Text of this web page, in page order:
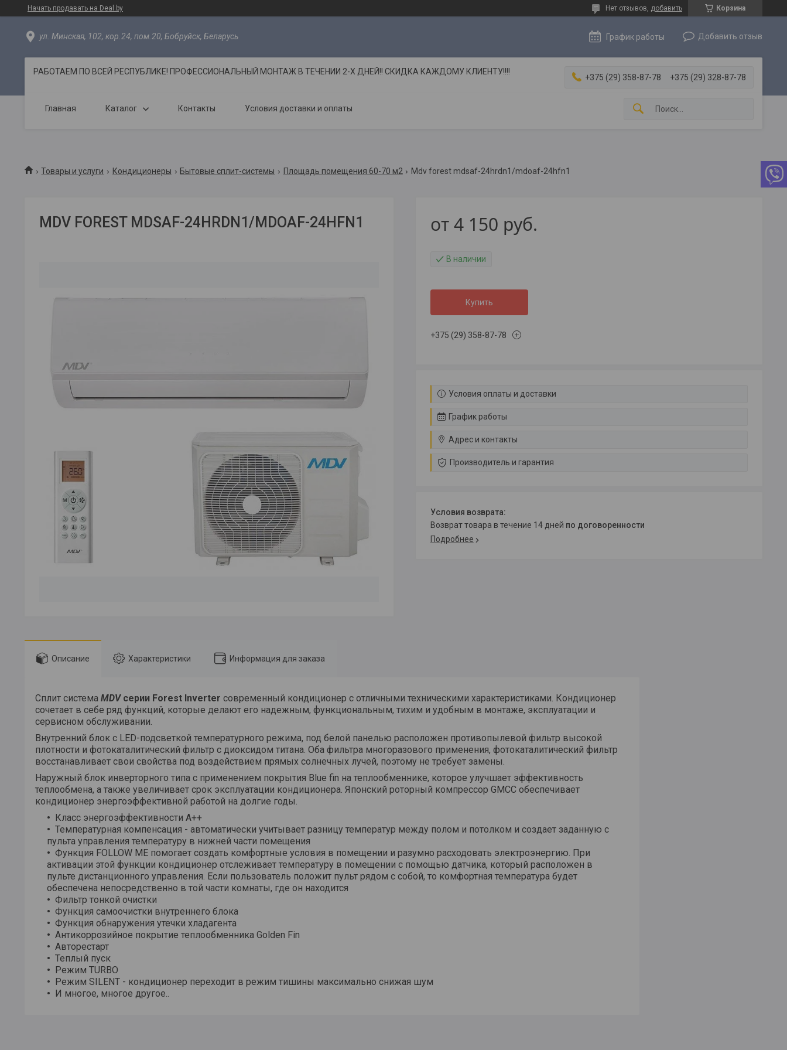
Начать продавать на Deal.by Корзина
Нет отзывов, добавить
ул. Минская, 102, кор.24, пом.20, Бобруйск, Беларусь График работы Добавить отзыв
РАБОТАЕМ ПО ВСЕЙ РЕСПУБЛИКЕ! ПРОФЕССИОНАЛЬНЫЙ МОНТАЖ В ТЕЧЕНИИ 2-Х ДНЕЙ!! СКИДКА КАЖДОМУ КЛИЕНТУ!!!!
+375 (29) 358-87-78 +375 (29) 328-87-78
Главная Каталог Контакты Условия доставки и оплаты
Товары и услуги Кондиционеры Бытовые сплит-системы Площадь помещения 60-70 м2 Mdv forest mdsaf-24hrdn1/mdoaf-24hfn1
MDV FOREST MDSAF-24HRDN1/MDOAF-24HFN1 от4 150 руб.
В наличии
Купить
+375 (29) 358-87-78
Условия оплаты и доставки
График работы
Адрес и контакты
Производитель и гарантия
возврат товара в течение 14 дней по договоренности
Подробнее
Описание Характеристики Информация для заказа
Сплит система MDV серии Forest Inverter современный кондиционер с отличными техническими характеристиками. Кондиционер
сочетает в себе ряд функций, которые делают его надежным, функциональным, тихим и удобным в монтаже, эксплуатации и
сервисном обслуживании.
Внутренний блок с LED-подсветкой температурного режима, под белой панелью расположен противопылевой фильтр высокой
плотности и фотокаталитический фильтр с диоксидом титана. Оба фильтра многоразового применения, фотокаталитический фильтр
восстанавливает свои свойства под воздействием прямых солнечных лучей, поэтому не требует замены.
Наружный блок инверторного типа с применением покрытия Blue fin на теплообменнике, которое улучшает эффективность
теплообмена, а также увеличивает срок эксплуатации кондиционера. Японский роторный компрессор GMCC обеспечивает
кондиционер энергоэффективной работой на долгие годы.
Класс энергоэффективности А++
Температурная компенсация - автоматически учитывает разницу температур между полом и потолком и создает заданную с
пульта управления температуру в нижней части помещения
Функция FOLLOW ME помогает создать комфортные условия в помещении и разумно расходовать электроэнергию. При
активации этой функции кондиционер отслеживает температуру в помещении с помощью датчика, который расположен в
пульте дистанционного управления. Если пользователь положит пульт рядом с собой, то комфортная температура будет
обеспечена непосредственно в той части комнаты, где он находится
Фильтр тонкой очистки
Функция самоочистки внутреннего блока
Функция обнаружения утечки хладагента
Антикоррозийное покрытие теплообменника Golden Fin
Авторестарт
Теплый пуск
Режим TURBO
Режим SILENT - кондиционер переходит в режим тишины максимально снижая шум
И многое, многое другое..